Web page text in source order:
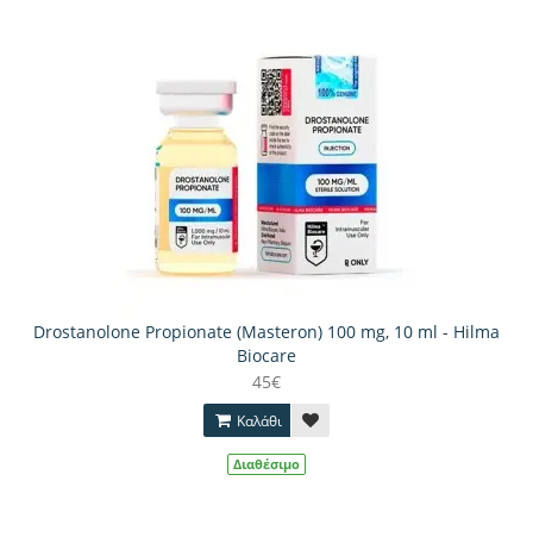
Drostanolone Propionate (Masteron) 100 mg, 10 ml - Hilma
Biocare
45€
Καλάθι
Διαθέσιμο